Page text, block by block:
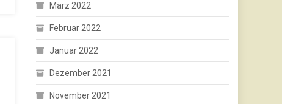
März 2022
Februar 2022
Januar 2022
Dezember 2021
November 2021